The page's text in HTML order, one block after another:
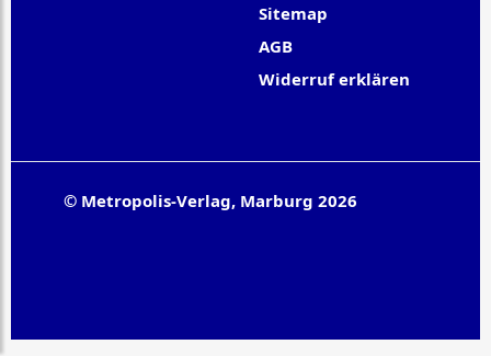
Sitemap
AGB
Widerruf erklären
© Metropolis-Verlag, Marburg 2026